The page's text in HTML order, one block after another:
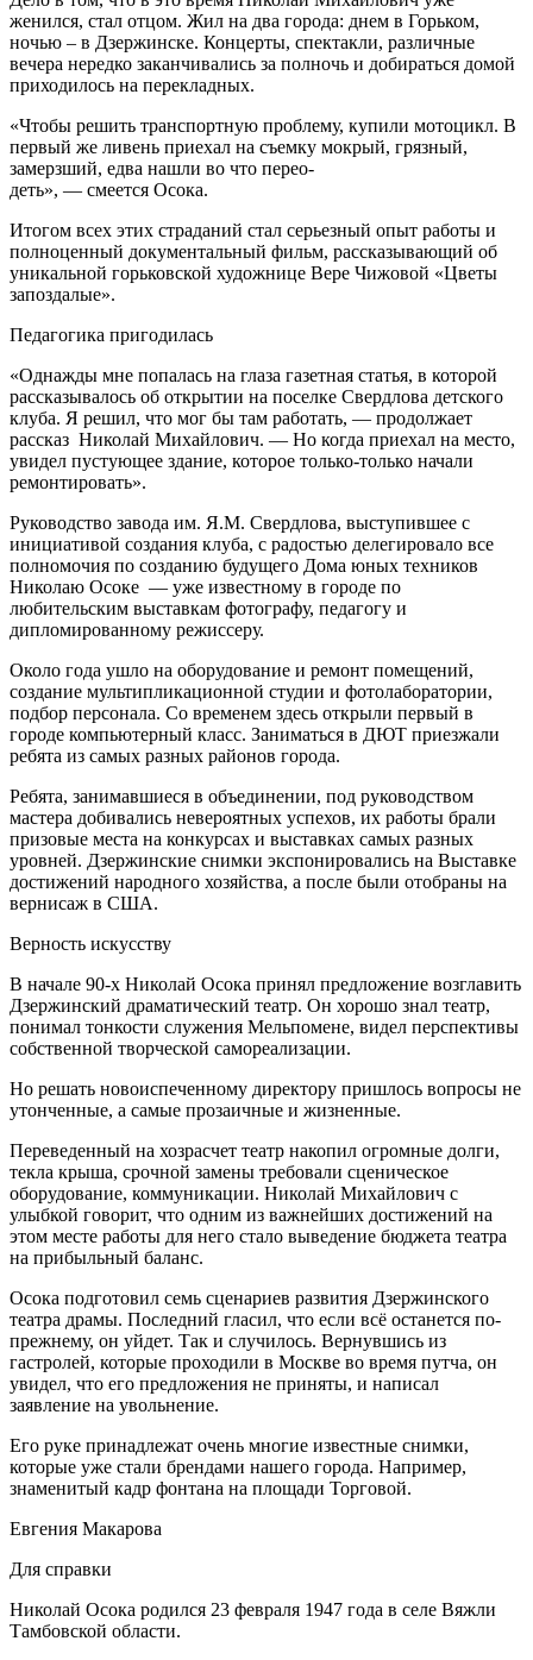
женился, стал отцом. Жил на два города: днем в Горьком,
ночью – в Дзержинске. Концерты, спектакли, различные
вечера нередко заканчивались за полночь и добираться домой
приходилось на перекладных.
«Чтобы решить транспортную проблему, купили мотоцикл. В
первый же ливень приехал на съемку мокрый, грязный,
замерзший, едва нашли во что перео-
деть», — смеется Осока.
Итогом всех этих страданий стал серьезный опыт работы и
полноценный документальный фильм, рассказывающий об
уникальной горьковской художнице Вере Чижовой «Цветы
запоздалые».
Педагогика пригодилась
«Однажды мне попалась на глаза газетная статья, в которой
рассказывалось об открытии на поселке Свердлова детского
клуба. Я решил, что мог бы там работать, — продолжает
рассказ Николай Михайлович. — Но когда приехал на место,
увидел пустующее здание, которое только-только начали
ремонтировать».
Руководство завода им. Я.М. Свердлова, выступившее с
инициативой создания клуба, с радостью делегировало все
полномочия по созданию будущего Дома юных техников
Николаю Осоке — уже известному в городе по
любительским выставкам фотографу, педагогу и
дипломированному режиссеру.
Около года ушло на оборудование и ремонт помещений,
создание мультипликационной студии и фотолаборатории,
подбор персонала. Со временем здесь открыли первый в
городе компьютерный класс. Заниматься в ДЮТ приезжали
ребята из самых разных районов города.
Ребята, занимавшиеся в объединении, под руководством
мастера добивались невероятных успехов, их работы брали
призовые места на конкурсах и выставках самых разных
уровней. Дзержинские снимки экспонировались на Выставке
достижений народного хозяйства, а после были отобраны на
вернисаж в США.
Верность искусству
В начале 90-х Николай Осока принял предложение возглавить
Дзержинский драматический театр. Он хорошо знал театр,
понимал тонкости служения Мельпомене, видел перспективы
собственной творческой самореализации.
Но решать новоиспеченному директору пришлось вопросы не
утонченные, а самые прозаичные и жизненные.
Переведенный на хозрасчет театр накопил огромные долги,
текла крыша, срочной замены требовали сценическое
оборудование, коммуникации. Николай Михайлович с
улыбкой говорит, что одним из важнейших достижений на
этом месте работы для него стало выведение бюджета театра
на прибыльный баланс.
Осока подготовил семь сценариев развития Дзержинского
театра драмы. Последний гласил, что если всё останется по-
прежнему, он уйдет. Так и случилось. Вернувшись из
гастролей, которые проходили в Москве во время путча, он
увидел, что его предложения не приняты, и написал
заявление на увольнение.
Его руке принадлежат очень многие известные снимки,
которые уже стали брендами нашего города. Например,
знаменитый кадр фонтана на площади Торговой.
Евгения Макарова
Для справки
Николай Осока родился 23 февраля 1947 года в селе Вяжли
Тамбовской области.